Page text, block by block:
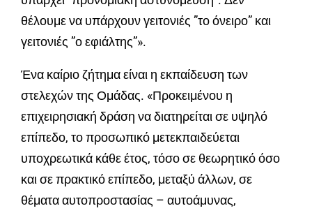
θέλουμε να υπάρχουν γειτονιές ”το όνειρο” και
γειτονιές ”ο εφιάλτης”».
Ένα καίριο ζήτημα είναι η εκπαίδευση των
στελεχών της Ομάδας. «Προκειμένου η
επιχειρησιακή δράση να διατηρείται σε υψηλό
επίπεδο, το προσωπικό μετεκπαιδεύεται
υποχρεωτικά κάθε έτος, τόσο σε θεωρητικό όσο
και σε πρακτικό επίπεδο, μεταξύ άλλων, σε
θέματα αυτοπροστασίας – αυτοάμυνας,